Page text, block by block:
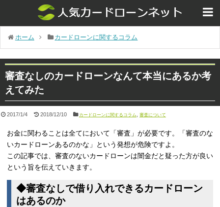
ホーム カードローンに関するコラム
審査なしのカードローンなんて本当にあるか考
えてみた
2017/1/4 2018/12/10 カードローンに関するコラム 審査について
お金に関わることは全てにおいて「審査」が必要です。「審査のな
いカードローンあるのかな」という発想が危険ですよ。
この記事では、審査のないカードローンは闇金だと疑った方が良い
という旨を伝えていきます。
◆審査なしで借り入れできるカードローン
はあるのか